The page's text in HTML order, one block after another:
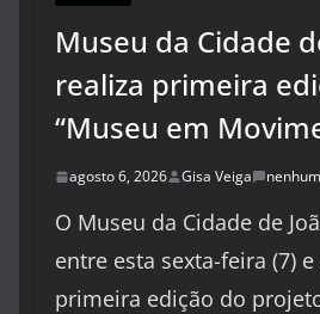
Museu da Cidade
realiza primeira
“Museu em
agosto 6, 2026 Gisa Veiga
O Museu da Cidade de
entre esta sexta-feira (7)
primeira edição do